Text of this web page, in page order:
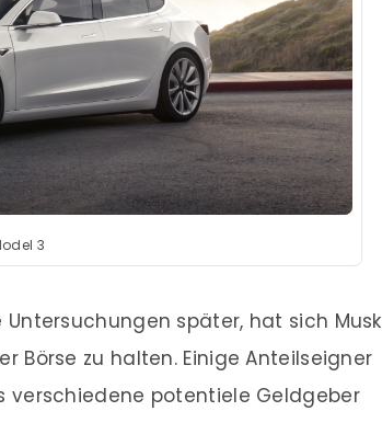
3
später, hat sich Musk
Börse zu halten. Einige Anteilseigner
verschiedene potentiele Geldgeber